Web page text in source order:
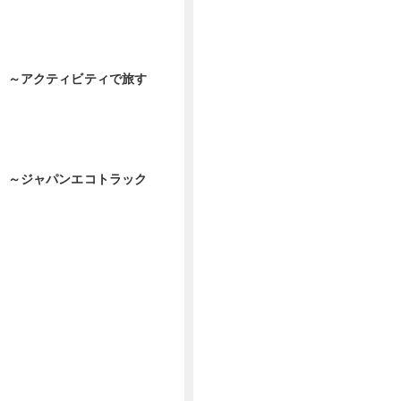
アクティビティで旅す
ジャパンエコトラック